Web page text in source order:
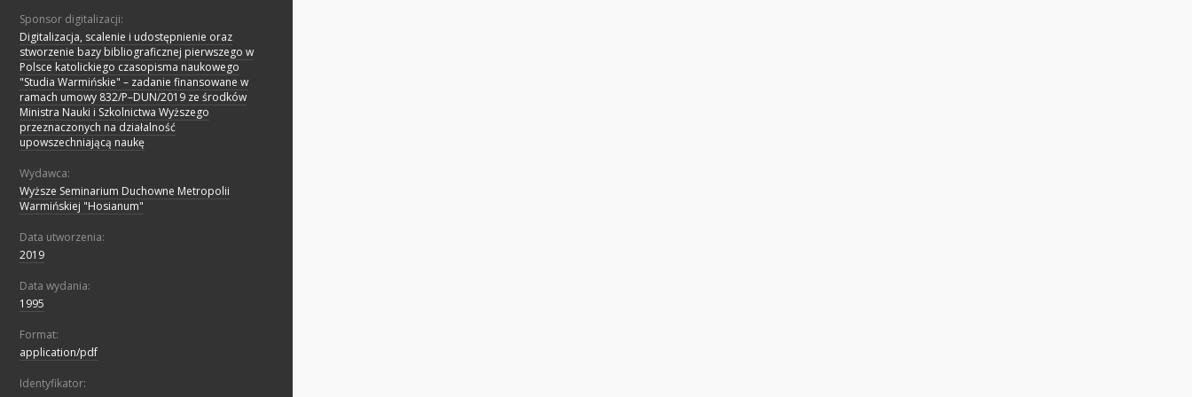
Sponsor digitalizacji:
Digitalizacja, scalenie i udostępnienie oraz
stworzenie bazy bibliograficznej pierwszego w
Polsce katolickiego czasopisma naukowego
"Studia Warmińskie" – zadanie finansowane w
ramach umowy 832/P–DUN/2019 ze środków
Ministra Nauki i Szkolnictwa Wyższego
przeznaczonych na działalność
upowszechniającą naukę
Wydawca:
Wyższe Seminarium Duchowne Metropolii
Warmińskiej "Hosianum"
Data utworzenia:
2019
Data wydania:
1995
Format:
application/pdf
Identyfikator: